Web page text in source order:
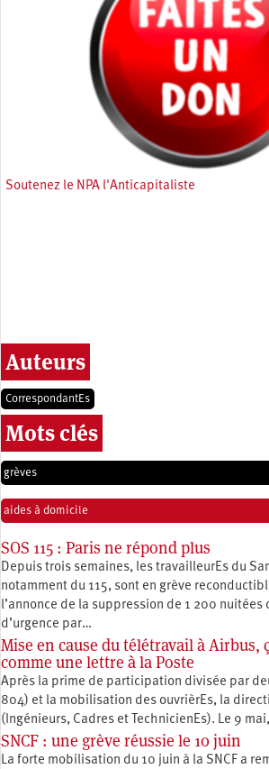
Soutenez le NPA l'Anticapitaliste
Auteurs
CorrespondantEs
Mots clés
grèves
aides à domicile
SOS 115 : Paris ne répond plus
Depuis trois semaines, les travailleurEs du
notamment du 115, sont en grève
l’annonce de la suppression de 1 200 nuitées
d’urgence par…
Mise en cause du télétravail à Airbus,
comme une lettre à la Poste
Après la prime de participation divisée par
804) et la mobilisation des ouvrièrEs, la
(Ingénieurs, Cadres et TechnicienEs). Le 9
SNCF : une grève réussie le 10 juin
La forte mobilisation du 10 juin à la SNCF a